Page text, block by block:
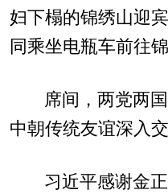
妇下榻的锦绣山迎
同乘坐电瓶车前往
席间，两党两
中朝传统友谊深入交
习近平感谢金